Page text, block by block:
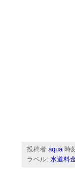
投稿者aqua 時
ラベル:水道料